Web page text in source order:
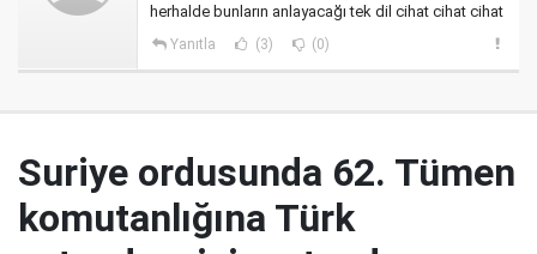
herhalde bunların anlayacağı tek dil cihat cihat cihat
Yanıtla (3) (0)
Suriye ordusunda 62. Tümen
komutanlığına Türk